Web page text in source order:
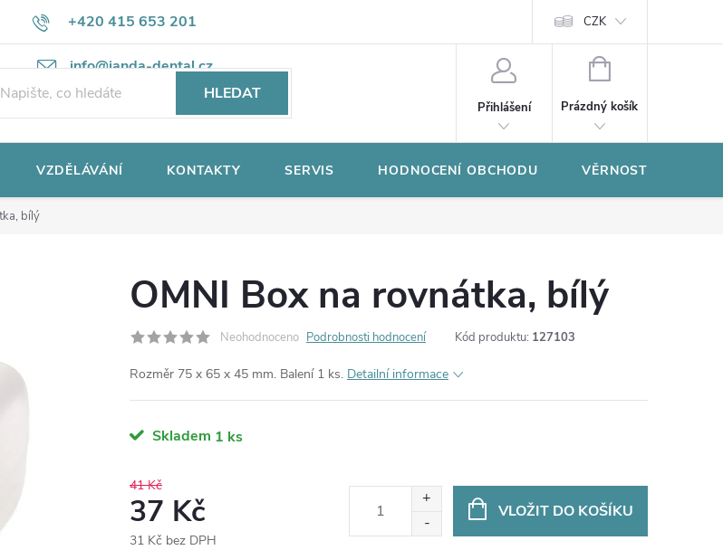
+420 415 653 201
info@janda-dental.cz
poradit? Ochrana osobních údajů CZK
HLEDAT
Přihlášení
NÁKUPNÍ
Prázdný košík
VZDĚLÁVÁNÍ KONTAKTY SERVIS HODNOCENÍ OBCHODU VĚRNOSTNÍ
bílý
OMNI Box na rovnátka, bílý
Neohodnoceno Podrobnosti hodnocení Kód produktu: 127103
Rozměr 75 x 65 x 45 mm. Balení 1 ks. Detailní informace
Skladem 1 ks
41 Kč
37 Kč
31 Kč bez DPH
VLOŽIT DO KOŠÍKU